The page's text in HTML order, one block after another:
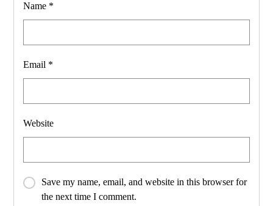
Name *
Email *
Website
Save my name, email, and website in this browser for
the next time I comment.